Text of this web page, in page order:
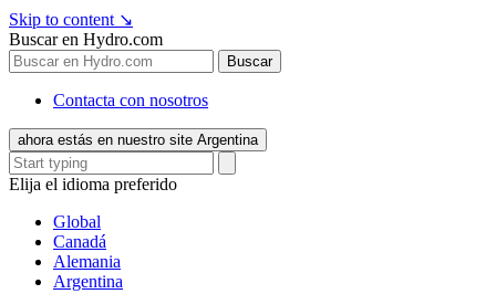
Skip to content ↘
Buscar en Hydro.com
Buscar
Contacta con nosotros
ahora estás en nuestro site Argentina
Elija el idioma preferido
Global
Canadá
Alemania
Argentina